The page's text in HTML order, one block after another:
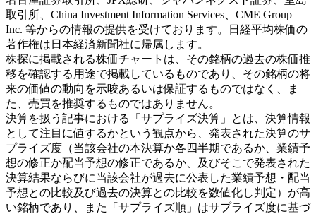
取引所、China Investment Information Services、CME Group
Inc. 等からの情報の提供を受けております。日経平均株価の
著作権は日本経済新聞社に帰属します。
株探に掲載される株価チャートは、その銘柄の過去の株価推
移を確認する用途で掲載しているものであり、その銘柄の将
来の価値の動向を示唆あるいは保証するものではなく、ま
た、売買を推奨するものではありません。
決算を扱う記事における「サプライズ決算」とは、決算情報
として注目に値するかという観点から、発表された決算のサ
プライズ度（当該会社の本決算か各四半期であるか、業績予
想の修正か配当予想の修正であるか、及びそこで発表された
決算結果ならびに当該会社が過去に公表した業績予想・配当
予想との比較及び過去の決算との比較を数値化し判定）が高
い銘柄であり、また「サプライズ順」はサプライズ度に基づ